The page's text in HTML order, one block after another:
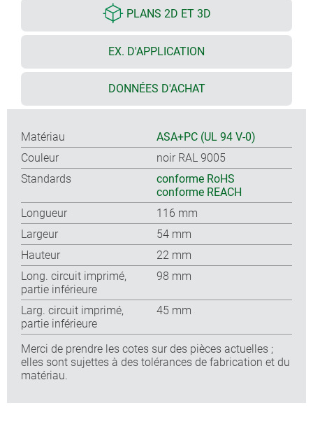
PLANS 2D ET 3D
EX. D'APPLICATION
DONNÉES D'ACHAT
Matériau
ASA+PC (UL 94 V-0)
Couleur
noir RAL 9005
Standards
conforme RoHS
conforme REACH
Longueur
116 mm
Largeur
54 mm
Hauteur
22 mm
Long. circuit imprimé,
partie inférieure
98 mm
Larg. circuit imprimé,
partie inférieure
45 mm
Merci de prendre les cotes sur des pièces actuelles ;
elles sont sujettes à des tolérances de fabrication et du
matériau.